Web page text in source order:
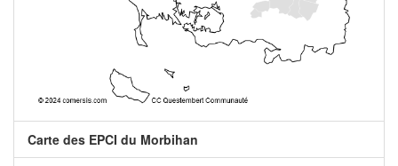
Carte des EPCI du Morbihan